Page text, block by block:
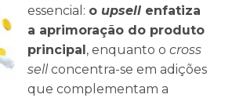
essencial: o upsell enfatiza
a aprimoração do produto
principal, enquanto o cross
sellconcentra-se em adições
que complementam a